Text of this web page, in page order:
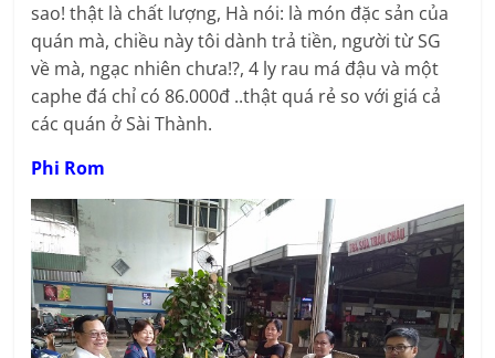
sao! thật là chất lượng, Hà nói: là món đặc sản của
quán mà, chiều này tôi dành trả tiền, người từ SG
về mà, ngạc nhiên chưa!?, 4 ly rau má đậu và một
caphe đá chỉ có 86.000đ ..thật quá rẻ so với giá cả
các quán ở Sài Thành.
Phi Rom